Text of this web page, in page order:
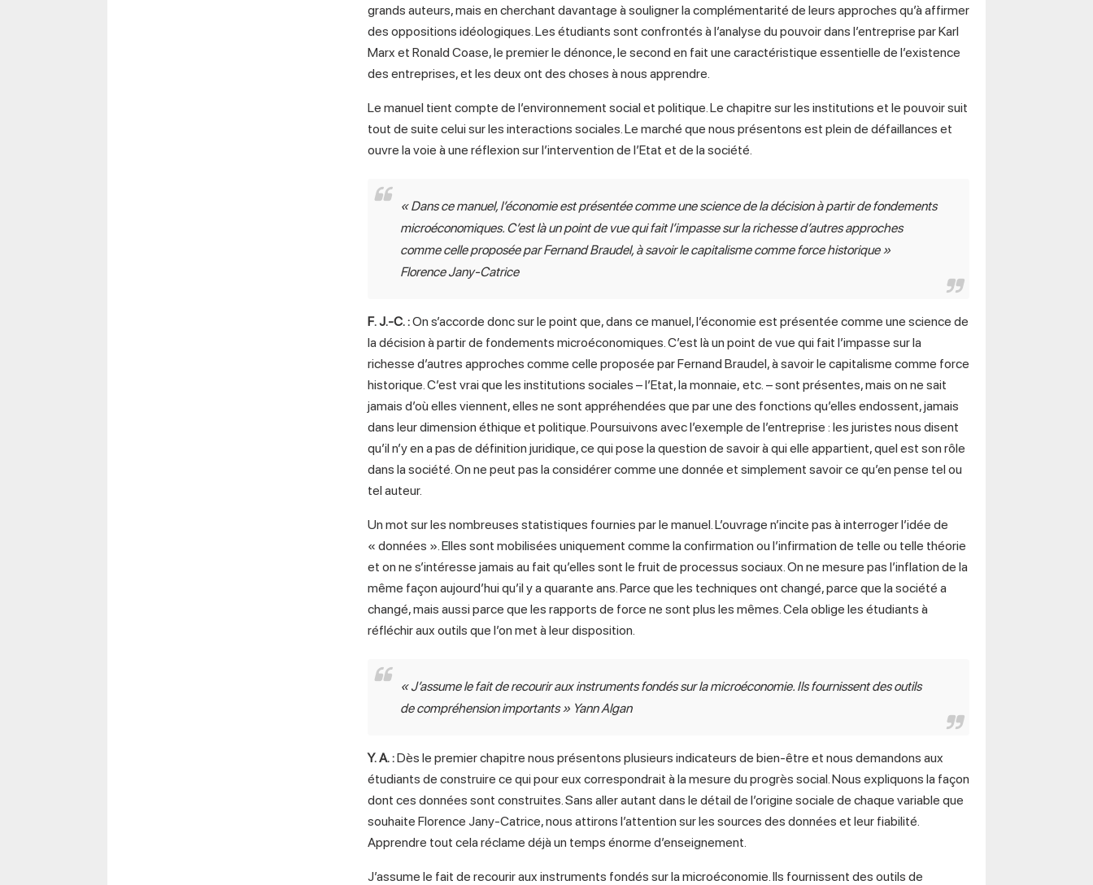
grands auteurs, mais en cherchant davantage à souligner la complémentarité de leurs approches qu’à affirmer
des oppositions idéologiques. Les étudiants sont confrontés à l’analyse du pouvoir dans l’entreprise par Karl
Marx et Ronald Coase, le premier le dénonce, le second en fait une caractéristique essentielle de l’existence
des entreprises, et les deux ont des choses à nous apprendre.
Le manuel tient compte de l’environnement social et politique. Le chapitre sur les institutions et le pouvoir suit
tout de suite celui sur les interactions sociales. Le marché que nous présentons est plein de défaillances et
ouvre la voie à une réflexion sur l’intervention de l’Etat et de la société.
«Dans ce manuel, l’économie est présentée comme une science de la décision à partir de fondements
microéconomiques. C’est là un point de vue qui fait l’impasse sur la richesse d’autres approches
comme celle proposée par Fernand Braudel, à savoir le capitalisme comme force historique»
Florence Jany-Catrice
F. J.-C.:On s’accorde donc sur le point que, dans ce manuel, l’économie est présentée comme une science de
la décision à partir de fondements microéconomiques. C’est là un point de vue qui fait l’impasse sur la
richesse d’autres approches comme celle proposée par Fernand Braudel, à savoir le capitalisme comme force
historique. C’est vrai que les institutions sociales – l’Etat, la monnaie, etc. – sont présentes, mais on ne sait
jamais d’où elles viennent, elles ne sont appréhendées que par une des fonctions qu’elles endossent, jamais
dans leur dimension éthique et politique. Poursuivons avec l’exemple de l’entreprise : les juristes nous disent
qu’il n’y en a pas de définition juridique, ce qui pose la question de savoir à qui elle appartient, quel est son rôle
dans la société. On ne peut pas la considérer comme une donnée et simplement savoir ce qu’en pense tel ou
tel auteur.
Un mot sur les nombreuses statistiques fournies par le manuel. L’ouvrage n’incite pas à interroger l’idée de
« données ». Elles sont mobilisées uniquement comme la confirmation ou l’infirmation de telle ou telle théorie
et on ne s’intéresse jamais au fait qu’elles sont le fruit de processus sociaux. On ne mesure pas l’inflation de la
même façon aujourd’hui qu’il y a quarante ans. Parce que les techniques ont changé, parce que la société a
changé, mais aussi parce que les rapports de force ne sont plus les mêmes. Cela oblige les étudiants à
réfléchir aux outils que l’on met à leur disposition.
«J’assume le fait de recourir aux instruments fondés sur la microéconomie. Ils fournissent des outils
de compréhension importants» Yann Algan
Y. A.:Dès le premier chapitre nous présentons plusieurs indicateurs de bien-être et nous demandons aux
étudiants de construire ce qui pour eux correspondrait à la mesure du progrès social. Nous expliquons la façon
dont ces données sont construites. Sans aller autant dans le détail de l’origine sociale de chaque variable que
souhaite Florence Jany-Catrice, nous attirons l’attention sur les sources des données et leur fiabilité.
Apprendre tout cela réclame déjà un temps énorme d’enseignement.
J’assume le fait de recourir aux instruments fondés sur la microéconomie. Ils fournissent des outils de